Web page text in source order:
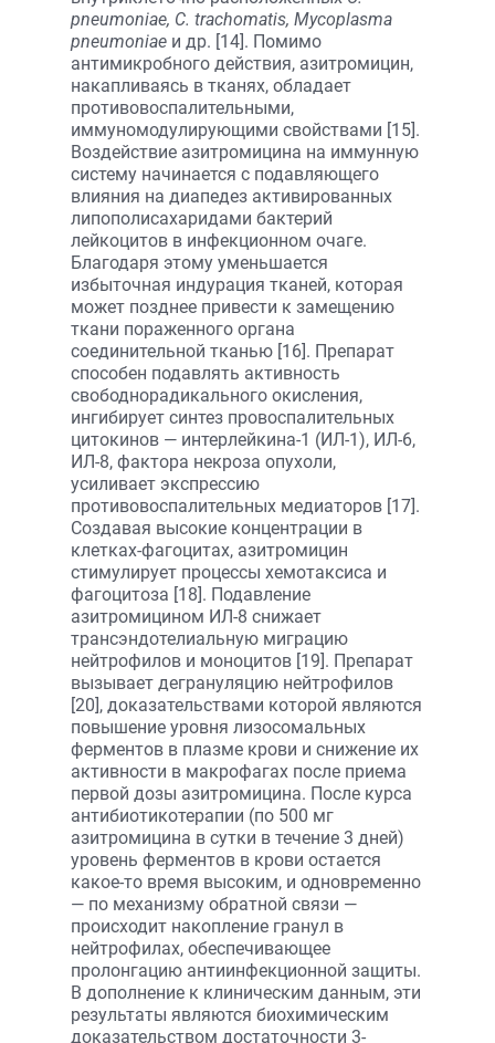
рneumoniae, C. trachomatis, Mycoplasma
pneumoniae и др. [14]. Помимо
антимикробного действия, азитромицин,
накапливаясь в тканях, обладает
противовоспалительными,
иммуномодулирующими свойствами [15].
Воздействие азитромицина на иммунную
систему начинается с подавляющего
влияния на диапедез активированных
липополисахаридами бактерий
лейкоцитов в инфекционном очаге.
Благодаря этому уменьшается
избыточная индурация тканей, которая
может позднее привести к замещению
ткани пораженного органа
соединительной тканью [16]. Препарат
способен подавлять активность
свободнорадикального окисления,
ингибирует синтез провоспалительных
цитокинов — интерлейкина-1 (ИЛ-1), ИЛ-6,
ИЛ-8, фактора некроза опухоли,
усиливает экспрессию
противовоспалительных медиаторов [17].
Создавая высокие концентрации в
клетках-фагоцитах, азитромицин
стимулирует процессы хемотаксиса и
фагоцитоза [18]. Подавление
азитромицином ИЛ-8 снижает
трансэндотелиальную миграцию
нейтрофилов и моноцитов [19]. Препарат
вызывает дегрануляцию нейтрофилов
[20], доказательствами которой являются
повышение уровня лизосомальных
ферментов в плазме крови и снижение их
активности в макрофагах после приема
первой дозы азитромицина. После курса
антибиотикотерапии (по 500 мг
азитромицина в сутки в течение 3 дней)
уровень ферментов в крови остается
какое-то время высоким, и одновременно
— по механизму обратной связи —
происходит накопление гранул в
нейтрофилах, обеспечивающее
пролонгацию антиинфекционной защиты.
В дополнение к клиническим данным, эти
результаты являются биохимическим
доказательством достаточности 3-